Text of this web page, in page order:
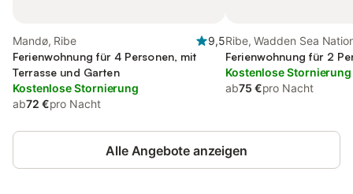
Mandø, Ribe
9,5
Ferienwohnung für 4 Personen, mit
Terrasse und Garten
Kostenlose Stornierung
ab72 €pro Nacht
Ribe, Wadden Sea
Ferienwohnung für 2
Kostenlose Stornierung
ab75 €pro Nacht
Alle Angebote anzeigen